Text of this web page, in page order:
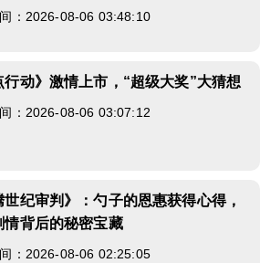
：2026-08-06 03:48:10
行动》激情上市，“超级大奖”大猜想
：2026-08-06 03:07:12
世纪审判》：勺子的恩惠获得心得，
情背后的秘密宝藏
：2026-08-06 02:25:05